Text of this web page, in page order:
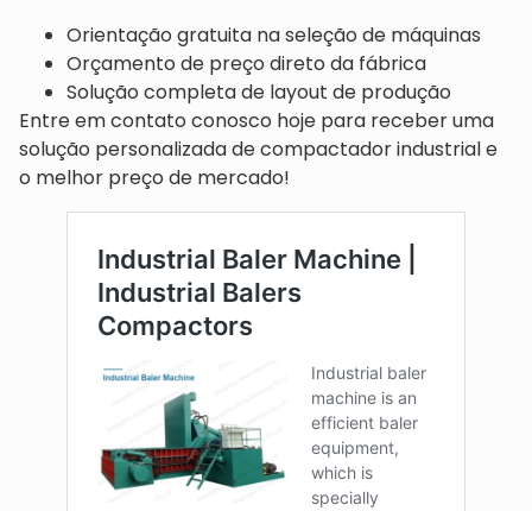
Orientação gratuita na seleção de máquinas
Orçamento de preço direto da fábrica
Solução completa de layout de produção
Entre em contato conosco hoje para receber uma
solução personalizada de compactador industrial e
o melhor preço de mercado!